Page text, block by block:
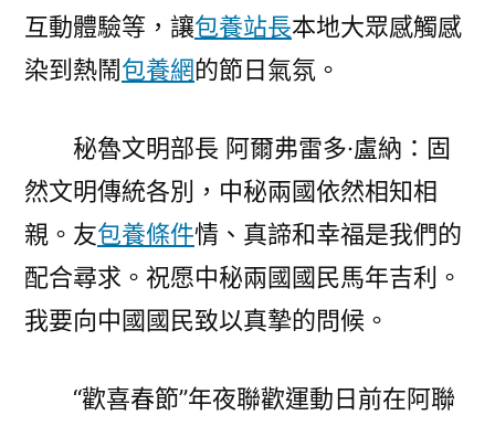
互動體驗等，讓包養站長本地大眾感觸感
染到熱鬧包養網的節日氣氛。
秘魯文明部長 阿爾弗雷多·盧納：固
然文明傳統各別，中秘兩國依然相知相
親。友包養條件情、真諦和幸福是我們的
配合尋求。祝愿中秘兩國國民馬年吉利。
我要向中國國民致以真摯的問候。
“歡喜春節”年夜聯歡運動日前在阿聯